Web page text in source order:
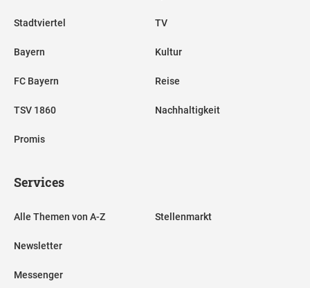
Stadtviertel
Bayern
FC Bayern
TSV 1860
Promis
TV
Kultur
Reise
Nachhaltigkeit
Services
Alle Themen von A-Z
Newsletter
Messenger
Stellenmarkt